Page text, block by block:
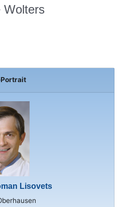
Lisovets
Wolters